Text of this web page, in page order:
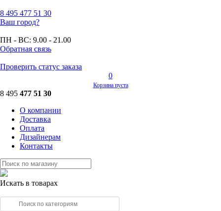
8 495 477 51 30
Ваш город?
ПН - ВС: 9.00 - 21.00
Обратная связь
Проверить статус заказа
0
Корзина пуста
8 495 477 51 30
О компании
Доставка
Оплата
Дизайнерам
Контакты
Искать в товарах